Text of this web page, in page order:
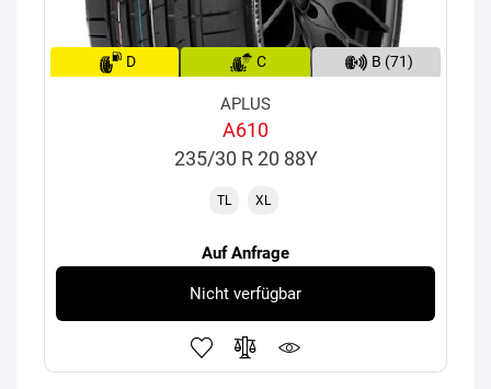
D C B (71)
APLUS
A610
235/30 R 20 88Y
TL XL
Auf Anfrage
Nicht verfügbar